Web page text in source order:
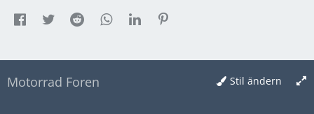
Stil ändern
Motorrad Foren